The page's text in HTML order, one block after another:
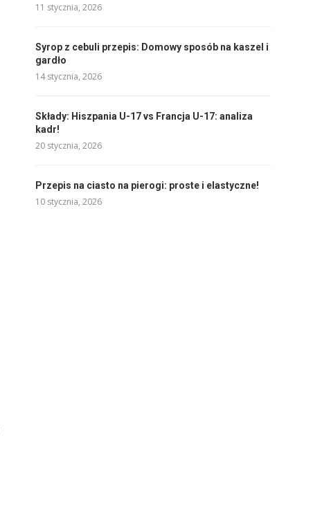
11 stycznia, 2026
Syrop z cebuli przepis: Domowy sposób na kaszel i
gardło
14 stycznia, 2026
Składy: Hiszpania U-17 vs Francja U-17: analiza
kadr!
20 stycznia, 2026
Przepis na ciasto na pierogi: proste i elastyczne!
10 stycznia, 2026